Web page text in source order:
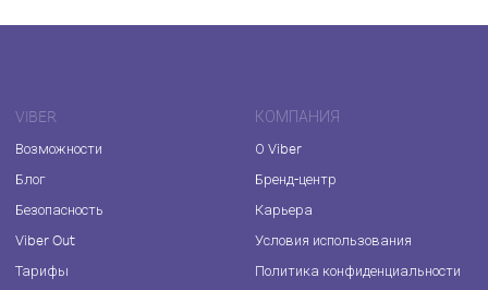
VIBER
Возможности
Блог
Безопасность
Viber Out
Тарифы
КОМПАНИЯ
О Viber
Бренд-центр
Карьера
Условия использования
Политика конфиденциальности